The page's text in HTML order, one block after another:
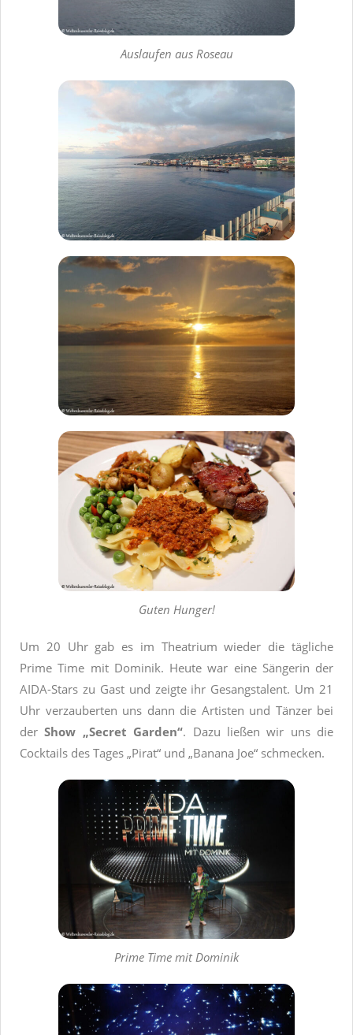
Auslaufen aus Roseau
Guten Hunger!
Um 20 Uhr gab es im Theatrium wieder die tägliche
Prime Time mit Dominik. Heute war eine Sängerin der
AIDA-Stars zu Gast und zeigte ihr Gesangstalent. Um 21
Uhr verzauberten uns dann die Artisten und Tänzer bei
derShow „Secret Garden“. Dazu ließen wir uns die
Cocktails des Tages „Pirat“ und „Banana Joe“ schmecken.
Prime Time mit Dominik